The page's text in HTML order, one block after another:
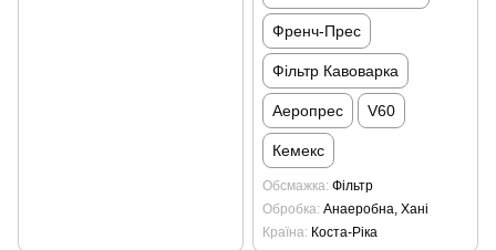
Френч-Прес
Фільтр Кавоварка
Аеропрес V60
Кемекс
Обсмажка Фільтр
Обробка Анаеробна, Хані
Країна Коста-Ріка